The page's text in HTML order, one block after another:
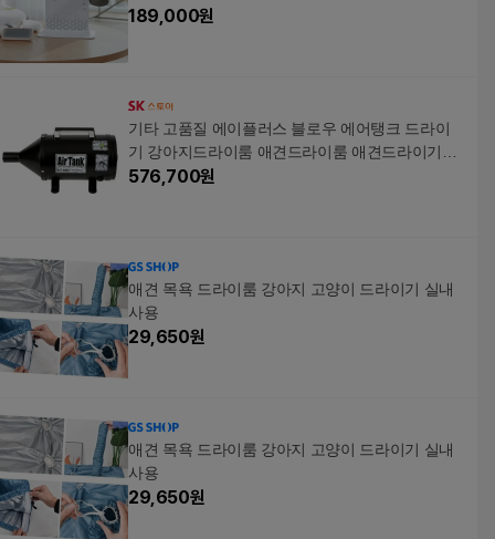
189,000원
기타 고품질 에이플러스 블로우 에어탱크 드라이
기 강아지드라이룸 애견드라이룸 애견드라이기거
치대 WFLXAH7
576,700원
애견 목욕 드라이룸 강아지 고양이 드라이기 실내
사용
29,650원
애견 목욕 드라이룸 강아지 고양이 드라이기 실내
사용
29,650원